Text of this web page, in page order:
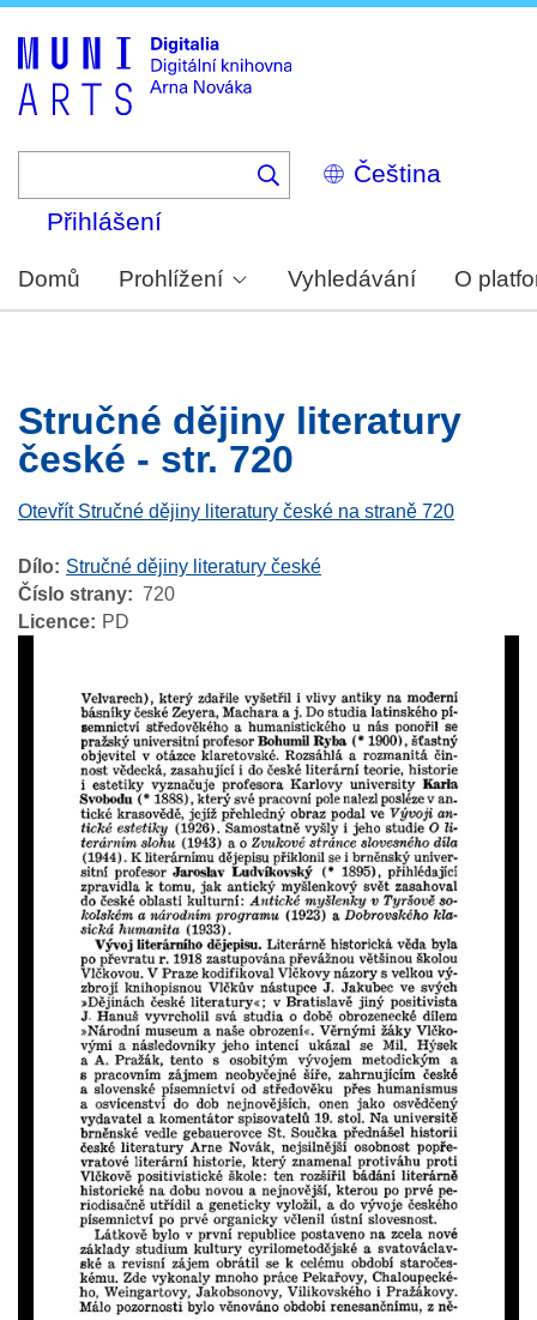
Select
your
Přihlášení
Domů Prohlížení Vyhledávání O
Stručné dějiny literatury
české - str. 720
Otevřít Stručné dějiny literatury české na straně 720
Dílo
Stručné dějiny literatury české
Číslo strany
720
Licence
PD